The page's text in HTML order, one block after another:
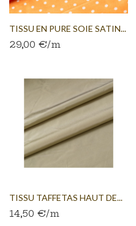
TISSU EN PURE SOIE SATIN...
29,00 €/m
TISSU TAFFETAS HAUT DE...
14,50 €/m